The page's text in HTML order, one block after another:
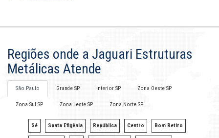
Regiões onde a Jaguari Estruturas
Metálicas Atende
São Paulo Grande SP Interior SP Zona Oeste SP
Zona Sul SP Zona Leste SP Zona Norte SP
Sé Santa Efigênia República Centro Bom Retiro